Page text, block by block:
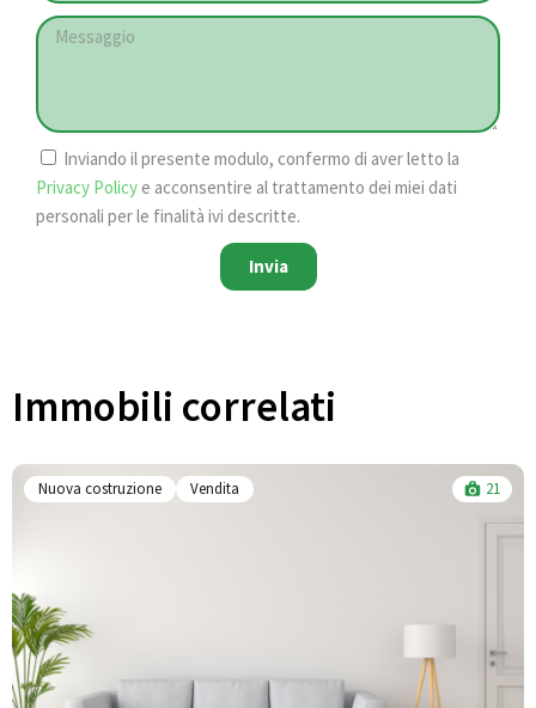
Inviando il presente modulo, confermo di aver letto la
Privacy Policy e acconsentire al trattamento dei miei dati
personali per le finalità ivi descritte.
Invia
Immobili correlati​
Nuova costruzione Vendita 21